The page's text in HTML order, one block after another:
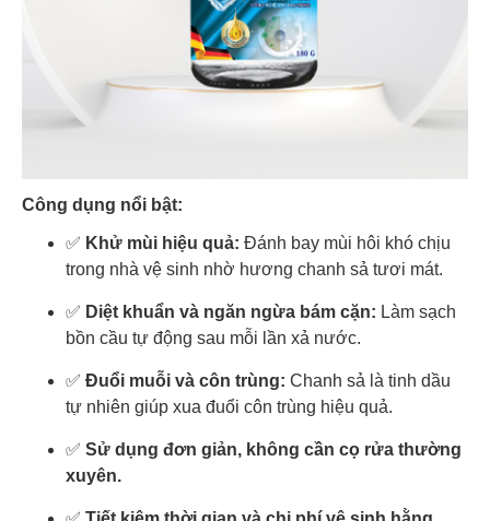
Công dụng nổi bật:
✅ Khử mùi hiệu quả: Đánh bay mùi hôi khó chịu
trong nhà vệ sinh nhờ hương chanh sả tươi mát.
✅ Diệt khuẩn và ngăn ngừa bám cặn: Làm sạch
bồn cầu tự động sau mỗi lần xả nước.
✅ Đuổi muỗi và côn trùng: Chanh sả là tinh dầu
tự nhiên giúp xua đuổi côn trùng hiệu quả.
✅ Sử dụng đơn giản, không cần cọ rửa thường
xuyên.